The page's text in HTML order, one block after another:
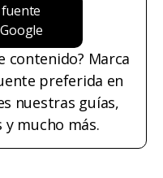
contenido? Marca
preferida en
nuestras guías,
y mucho más.